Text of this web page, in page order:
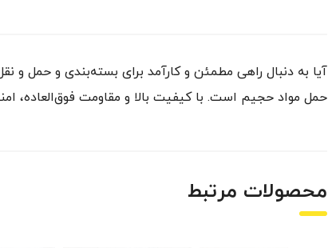
حمل مواد حجیم است. با کیفیت بالا و مقاومت فوق‌العاده،
محصولات مرتبط